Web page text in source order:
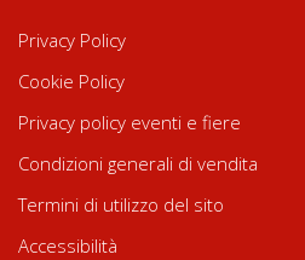
Privacy Policy
Cookie Policy
Privacy policy eventi e fiere
Condizioni generali di vendita
Termini di utilizzo del sito
Accessibilità